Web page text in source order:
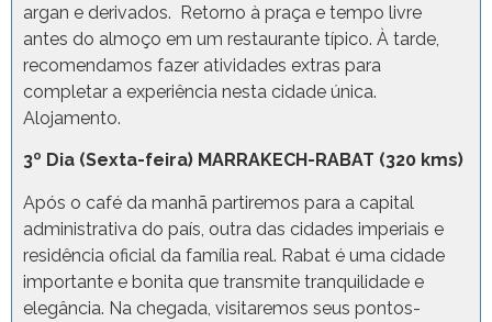
argan e derivados. Retorno à praça e tempo livre
antes do almoço em um restaurante típico. À tarde,
recomendamos fazer atividades extras para
completar a experiência nesta cidade única.
Alojamento.
3º Dia (Sexta-feira) MARRAKECH-RABAT (320 kms)
Após o café da manhã partiremos para a capital
administrativa do país, outra das cidades imperiais e
residência oficial da família real. Rabat é uma cidade
importante e bonita que transmite tranquilidade e
elegância. Na chegada, visitaremos seus pontos-